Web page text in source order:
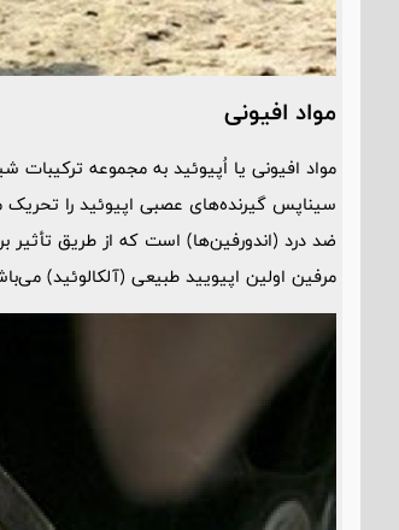
مواد افیونی
مواد افیونی یا اُپیوئید به مجموعه
سیناپس گیرنده‌های عصبی اپیوئید را تحریک
ضد درد (اندورفین‌ها) است که از طریق
مرفین اولین اپیویید طبیعی (آلکالوئید) می‌باشد که در سال 1804 توسط